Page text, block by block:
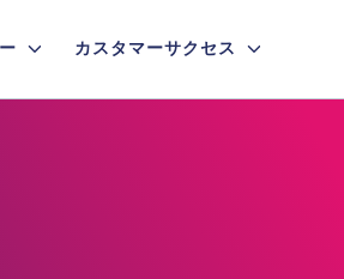
カスタマーサクセス